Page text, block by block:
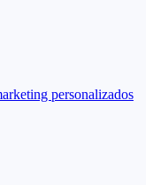
personalizados